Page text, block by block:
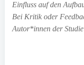
Einfluss auf den
Bei Kritik oder
Autor*innen der